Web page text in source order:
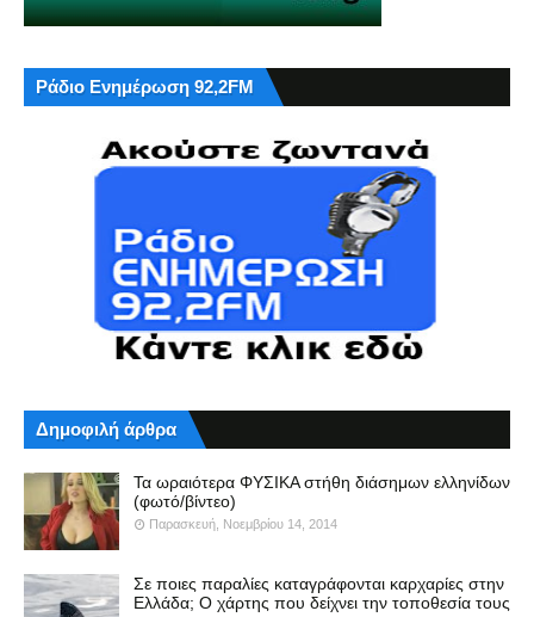
Ράδιο Ενημέρωση 92,2FM
Δημοφιλή άρθρα
Τα ωραιότερα ΦΥΣΙΚΑ στήθη διάσημων ελληνίδων
(φωτό/βίντεο)
Παρασκευή, Νοεμβρίου 14, 2014
Σε ποιες παραλίες καταγράφονται καρχαρίες στην
Ελλάδα; Ο χάρτης που δείχνει την τοποθεσία τους